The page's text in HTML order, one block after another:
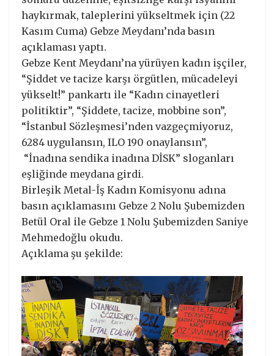
haykırmak, taleplerini yükseltmek için (22
Kasım Cuma) Gebze Meydanı’nda basın
açıklaması yaptı.
Gebze Kent Meydanı’na yürüyen kadın işçiler,
“Şiddet ve tacize karşı örgütlen, mücadeleyi
yükselt!” pankartı ile “Kadın cinayetleri
politiktir”, “Şiddete, tacize, mobbine son”,
“İstanbul Sözleşmesi’nden vazgeçmiyoruz,
6284 uygulansın, ILO 190 onaylansın”,
“İnadına sendika inadına DİSK” sloganları
eşliğinde meydana girdi.
Birleşik Metal-İş Kadın Komisyonu adına
basın açıklamasını Gebze 2 Nolu Şubemizden
Betül Oral ile Gebze 1 Nolu Şubemizden Saniye
Mehmedoğlu okudu.
Açıklama şu şekilde: